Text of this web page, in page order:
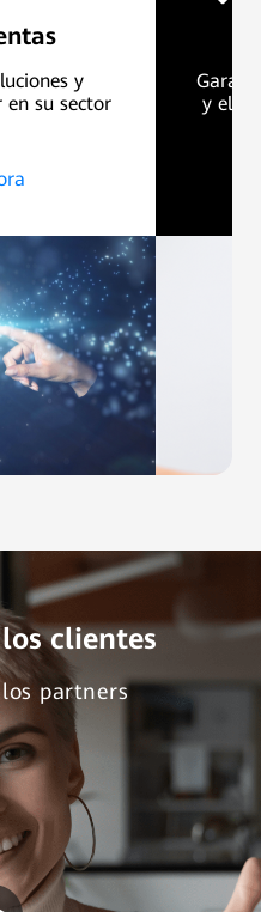
y
en su sector
y el
clientes
partners